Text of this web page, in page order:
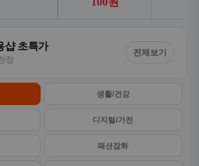
샵 초특가
정
전체보기
생활/건강
디지털/가전
패션잡화